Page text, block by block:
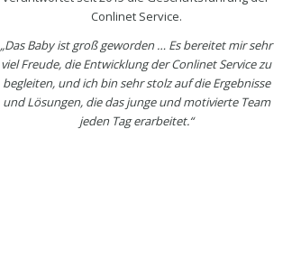
Conlinet Service.
„Das Baby ist groß geworden … Es bereitet mir sehr
viel Freude, die Entwicklung der Conlinet Service zu
begleiten, und ich bin sehr stolz auf die Ergebnisse
und Lösungen, die das junge und motivierte Team
jeden Tag erarbeitet.“